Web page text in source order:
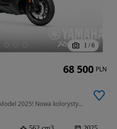
1 / 6
562 cm3 • 48 KM • Tmax TechMax Model 2025! Nowa kolorystyka! Dealer WWA!
68 500 PLN